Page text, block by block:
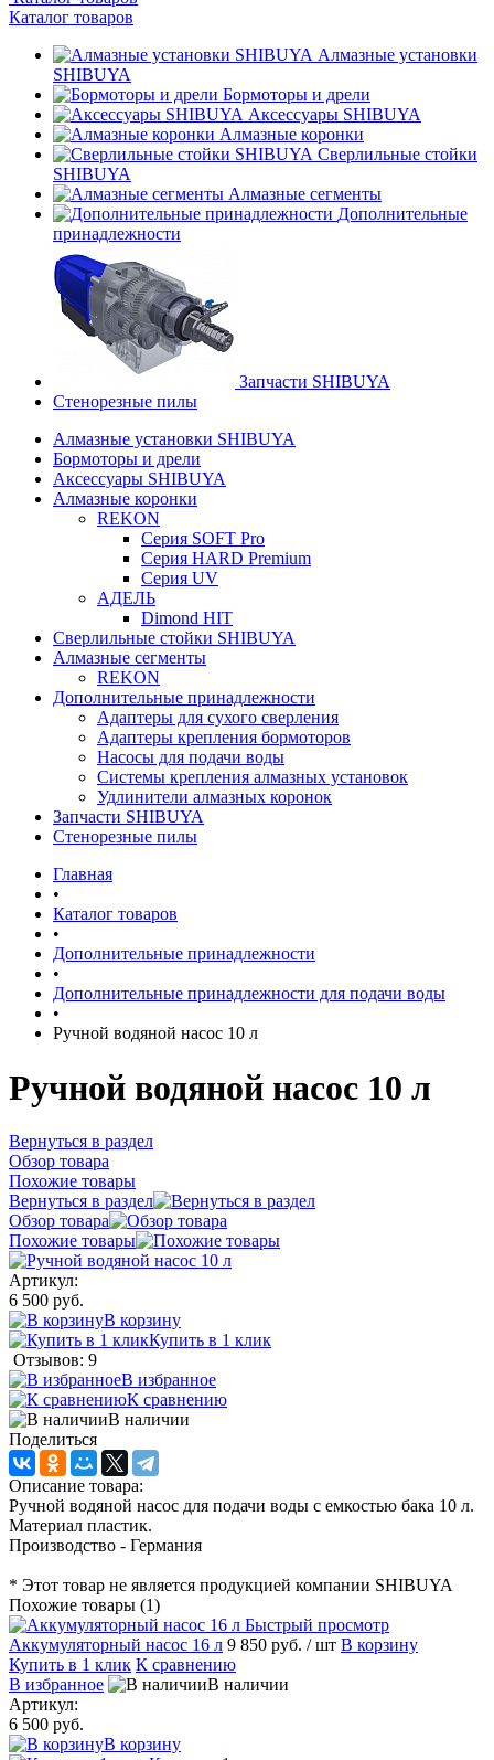
Каталог товаров
Алмазные установки
SHIBUYA
Бормоторы и дрели
Аксессуары SHIBUYA
Алмазные коронки
Сверлильные стойки
SHIBUYA
Алмазные сегменты
Дополнительные
принадлежности
Запчасти SHIBUYA
Стенорезные пилы
Алмазные установки SHIBUYA
Бормоторы и дрели
Аксессуары SHIBUYA
Алмазные коронки
REKON
Серия SOFT Pro
Серия HARD Premium
Серия UV
АДЕЛЬ
Dimond HIT
Сверлильные стойки SHIBUYA
Алмазные сегменты
REKON
Дополнительные принадлежности
Адаптеры для сухого сверления
Адаптеры крепления бормоторов
Насосы для подачи воды
Системы крепления алмазных установок
Удлинители алмазных коронок
Запчасти SHIBUYA
Стенорезные пилы
Главная
•
Каталог товаров
•
Дополнительные принадлежности
•
Дополнительные принадлежности для подачи воды
•
Ручной водяной насос 10 л
Ручной водяной насос 10 л
Вернуться в раздел
Обзор товара
Похожие товары
Вернуться в раздел
Обзор товара
Похожие товары
Артикул:
6 500 руб.
В корзину
Купить в 1 клик
Отзывов: 9
В избранное
К сравнению
В наличии
Поделиться
Описание товара:
Ручной водяной насос для подачи воды с емкостью бака 10 л.
Материал пластик.
Производство - Германия
* Этот товар не является продукцией компании SHIBUYA
Похожие товары (1)
Быстрый просмотр
Аккумуляторный насос 16 л 9 850 руб. / шт В корзину
Купить в 1 клик К сравнению
В избранное
В наличии
Артикул:
6 500 руб.
В корзину